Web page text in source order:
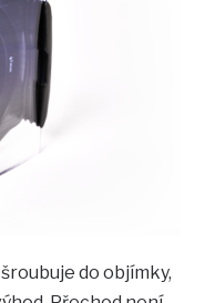
do objímky,